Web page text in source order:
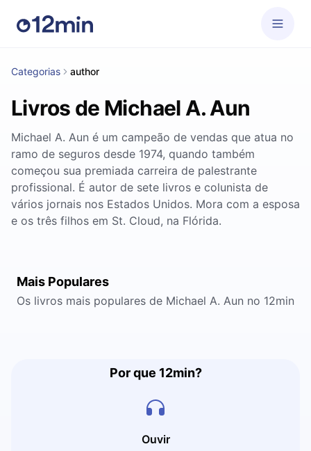
Categorias author
Livros de Michael A. Aun
Michael A. Aun é um campeão de vendas que atua no
ramo de seguros desde 1974, quando também
começou sua premiada carreira de palestrante
profissional. É autor de sete livros e colunista de
vários jornais nos Estados Unidos. Mora com a esposa
e os três filhos em St. Cloud, na Flórida.
Mais Populares
Os livros mais populares de Michael A. Aun no 12min
Por que 12min?
Ouvir